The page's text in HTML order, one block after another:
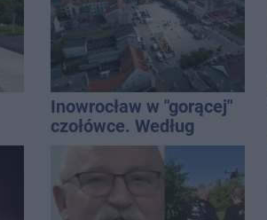
Inowrocław w "gorącej"
czołówce. Według
analizy Onetu nasze
miasto jest jednym z
najbardziej narażonych
na upały